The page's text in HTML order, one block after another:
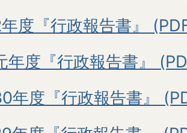
度『行政報告書』
年度『行政報告書』
年度『行政報告書』